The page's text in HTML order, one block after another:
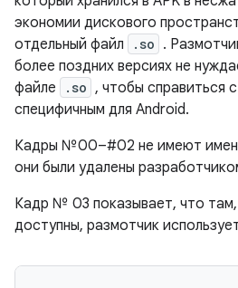
экономии дискового
отдельный файл
.so .
более поздних версиях не
файле
.so , чтобы справиться
специфичным для Android.
Кадры №00–#02 не имеют имен
они были удалены
Кадр № 03 показывает, что там,
доступны, размотчик